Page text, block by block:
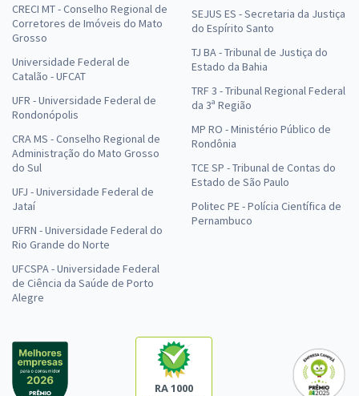
CRECI MT - Conselho Regional de
Corretores de Imóveis do Mato
Grosso
Universidade Federal de
Catalão - UFCAT
UFR - Universidade Federal de
Rondonópolis
CRA MS - Conselho Regional de
Administração do Mato Grosso
do Sul
UFJ - Universidade Federal de
Jataí
UFRN - Universidade Federal do
Rio Grande do Norte
UFCSPA - Universidade Federal
de Ciência da Saúde de Porto
Alegre
SEJUS ES - Secretaria da Justiça
do Espírito Santo
TJ BA - Tribunal de Justiça do
Estado da Bahia
TRF 3 - Tribunal Regional Federal
da 3ª Região
MP RO - Ministério Público de
Rondônia
TCE SP - Tribunal de Contas do
Estado de São Paulo
Politec PE - Polícia Científica de
Pernambuco
RA 1000